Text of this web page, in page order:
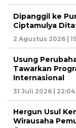
Dipanggil ke
Ciptamulya
2 Agustus 2026 |
Usung
Tawarkan
Internasional
31 Juli 2026 |
Hergun Usul
Wirausaha